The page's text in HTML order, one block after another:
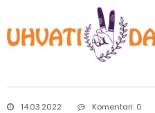
14.03.2022 Komentari: 0